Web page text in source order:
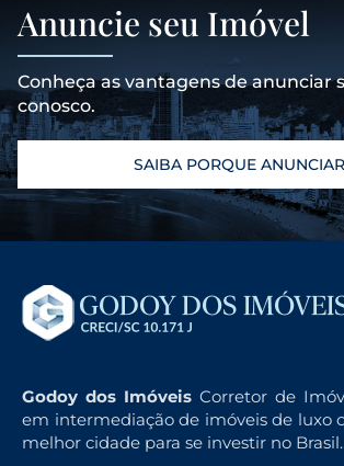
Anuncie seu Imóvel
Conheça as vantagens de anunciar
conosco.
SAIBA PORQUE ANUNCIAR
Godoy dos Imóveis Corretor de
em intermediação de imóveis de luxo
melhor cidade para se investir no Brasil.